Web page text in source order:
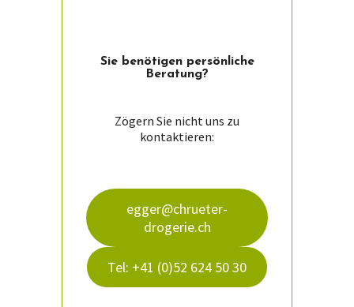
Sie ­benötigen persön­liche
Beratung?
Zögern Sie nicht uns zu
kontaktieren:
egger@chrueter-
drogerie.ch
Tel: +41 (0)52 624 50 30